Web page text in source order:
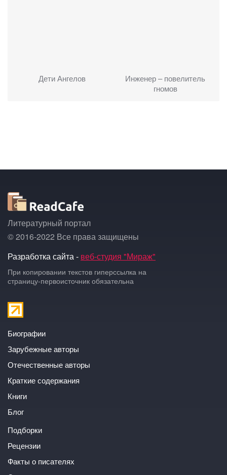
Дети Ангелов
Инженер – повелитель
гномов
Литературный портал
© 2016-2022 Все права защищены
Разработка сайта - веб-студия "Мираж"
При копировании текстов гиперссылка на
страницу-первоисточник обязательна
Биографии
Зарубежные авторы
Отечественные авторы
Краткие содержания
Книги
Блог
Подборки
Рецензии
Факты о писателях